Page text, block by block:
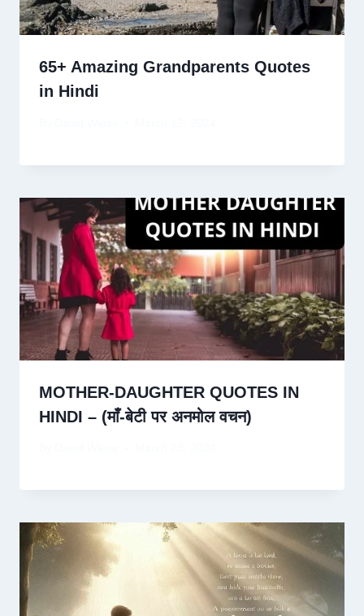
65+ Amazing Grandparents Quotes
in Hindi
MOTHER-DAUGHTER QUOTES IN
HINDI – (माँ-बेटी पर अनमोल वचन)